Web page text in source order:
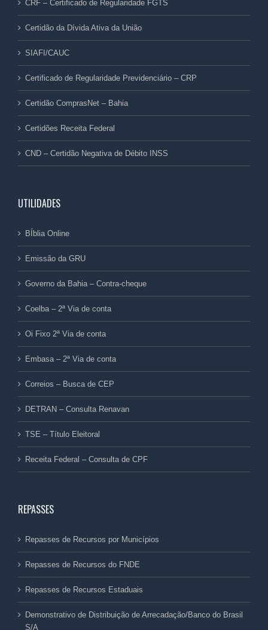
CRF – Certificado de Regularidade FGTS
Certidão da Dívida Ativa da União
SIAFI/CAUC
Certificado de Regularidade Previdenciário – CRP
Certidão ComprasNet – Bahia
Certidões Receita Federal
CND – Certidão Negativa de Débito INSS
UTILIDADES
BÍblia Online
Emissão da GRU
Governo da Bahia – Contra-cheque
Coelba – 2ª Via de conta
Oi Fixo 2ª Via de conta
Embasa – 2ª Via de conta
Correios – Busca de CEP
DETRAN – Consulta Renavan
TSE – Título Eleitoral
Receita Federal – Consulta de CPF
REPASSES
Repasses de Recursos por Municípios
Repasses de Recursos do FNDE
Repasses de Recursos Estaduais
Demonstrativo de Distribuição de Arrecadação/Banco do Brasil
S/A